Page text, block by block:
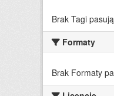
Brak Tagi
Formaty
Brak Formaty